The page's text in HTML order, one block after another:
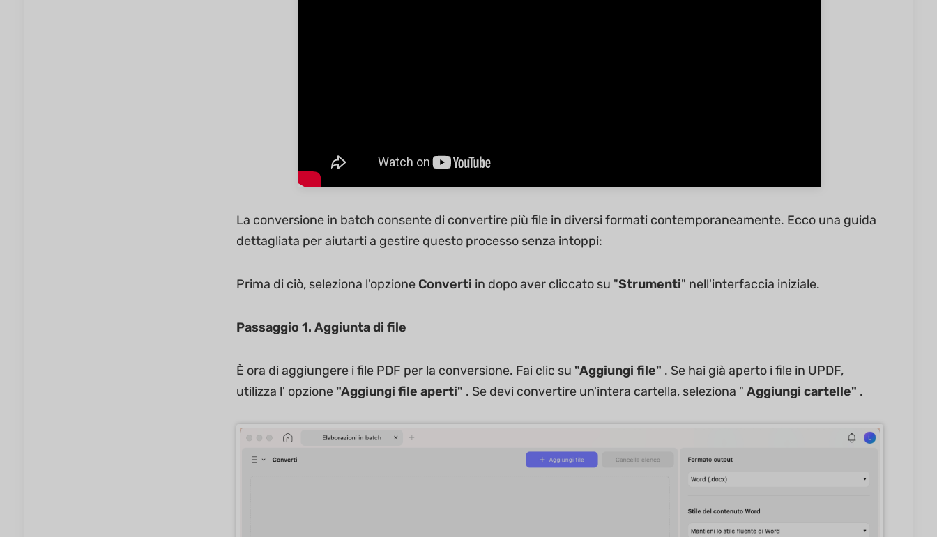
La conversione in batch consente di convertire più file in diversi formati contemporaneamente. Ecco una guida
dettagliata per aiutarti a gestire questo processo senza intoppi:
Prima di ciò, seleziona l'opzione Converti in dopo aver cliccato su "Strumenti" nell'interfaccia iniziale.
Passaggio 1. Aggiunta di file
È ora di aggiungere i file PDF per la conversione. Fai clic su "Aggiungi file" . Se hai già aperto i file in UPDF,
utilizza l' opzione "Aggiungi file aperti" . Se devi convertire un'intera cartella, seleziona " Aggiungi cartelle" .